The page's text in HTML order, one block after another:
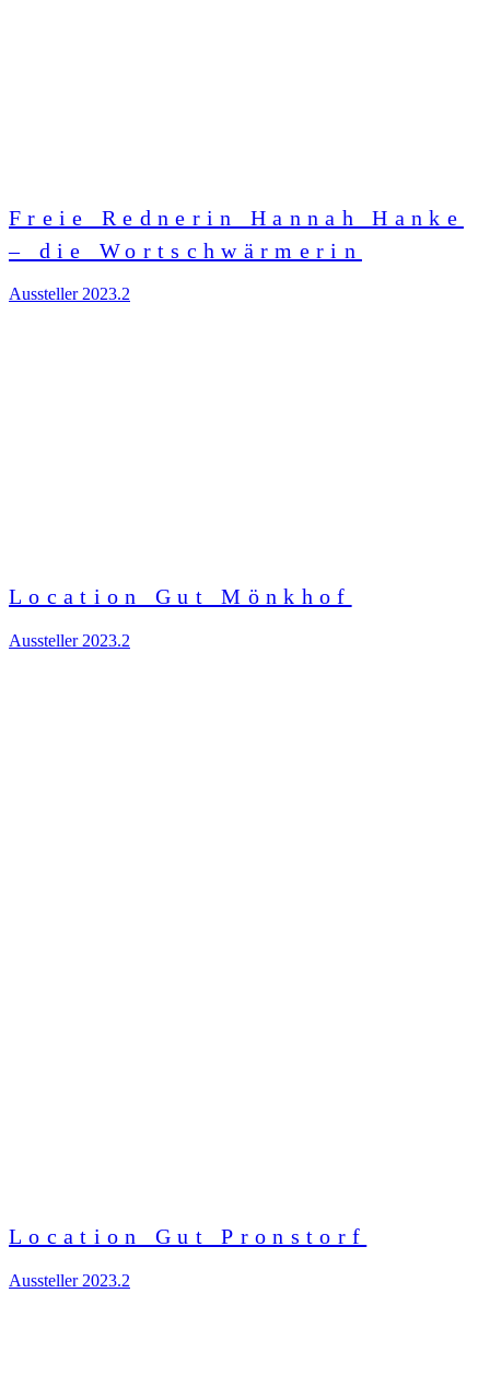
Freie Rednerin Hannah Hanke
– die Wortschwärmerin
Aussteller 2023.2
Location Gut Mönkhof
Aussteller 2023.2
Location Gut Pronstorf
Aussteller 2023.2